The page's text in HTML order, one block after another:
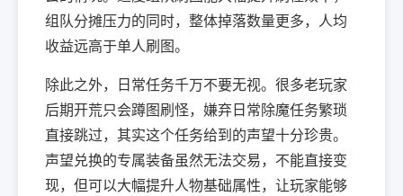
组队分摊压力的同时，整体掉落数量更多，人均
收益远高于单人刷图。
除此之外，日常任务千万不要无视。很多老玩家
后期开荒只会蹲图刷怪，嫌弃日常除魔任务繁琐
直接跳过，其实这个任务给到的声望十分珍贵。
声望兑换的专属装备虽然无法交易，不能直接变
现，但可以大幅提升人物基础属性，让玩家能够